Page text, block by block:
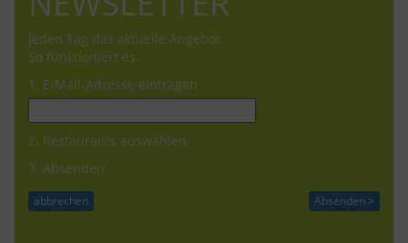
Jeden Tag das aktuelle Angebot
So funktioniert es:
1. E-Mail-Adresse eintragen
2. Restaurants auswählen
3. Absenden